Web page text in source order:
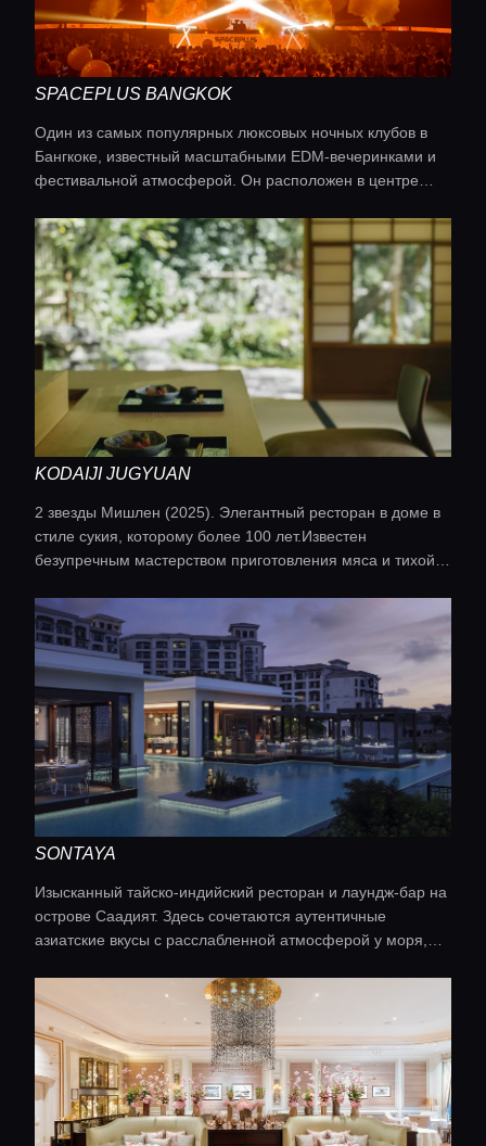
Главная
Локации
Гиды
SPACEPLUS BANGKOK
Один из самых популярных люксовых ночных клубов в
Бангкоке, известный масштабными EDM-вечеринками и
фестивальной атмосферой. Он расположен в центре
сервисом.
KODAIJI JUGYUAN
2 звезды Мишлен (2025). Элегантный ресторан в доме в
стиле сукия, которому более 100 лет.Известен
безупречным мастерством приготовления мяса и тихой
SONTAYA
Изысканный тайско-индийский ресторан и лаундж-бар на
острове Саадият. Здесь сочетаются аутентичные
азиатские вкусы с расслабленной атмосферой у моря,